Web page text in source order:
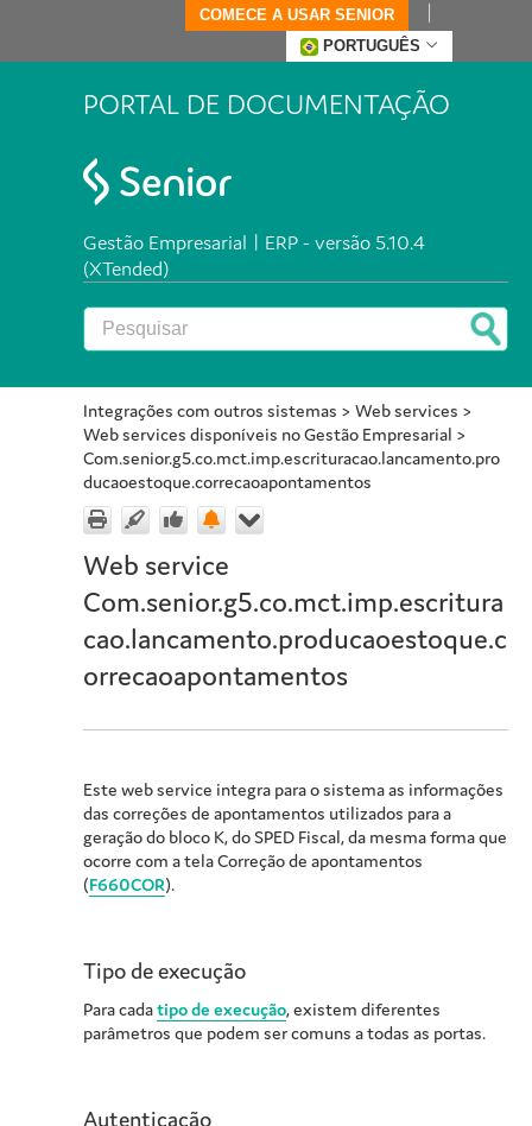
COMECE A USAR SENIOR
PORTUGUÊS
PORTAL DE DOCUMENTAÇÃO
Gestão Empresarial | ERP - versão 5.10.4
(XTended)
Integrações com outros sistemas > Web services >
Web services disponíveis no Gestão Empresarial >
Com.senior.g5.co.mct.imp.escrituracao.lancamento.pro
ducaoestoque.correcaoapontamentos
Web service
Com.senior.g5.co.mct.imp.escritura
cao.lancamento.producaoestoque.c
orrecaoapontamentos
Este web service integra para o sistema as informações
das correções de apontamentos utilizados para a
geração do bloco K, do SPED Fiscal, da mesma forma que
ocorre com a tela Correção de apontamentos
(F660COR).
Tipo de execução
Para cadatipo de execução, existem diferentes
parâmetros que podem ser comuns a todas as portas.
Autenticação